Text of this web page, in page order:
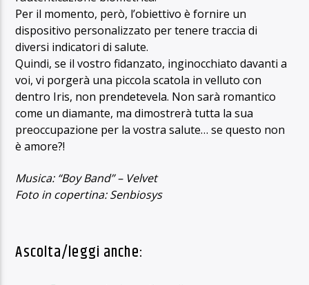
Per il momento, però, l’obiettivo è fornire un
dispositivo personalizzato per tenere traccia di
diversi indicatori di salute.
Quindi, se il vostro fidanzato, inginocchiato davanti a
voi, vi porgerà una piccola scatola in velluto con
dentro Iris, non prendetevela. Non sarà romantico
come un diamante, ma dimostrerà tutta la sua
preoccupazione per la vostra salute… se questo non
è amore?!
Musica: “Boy Band” – Velvet
Foto in copertina: Senbiosys
Ascolta/leggi anche: